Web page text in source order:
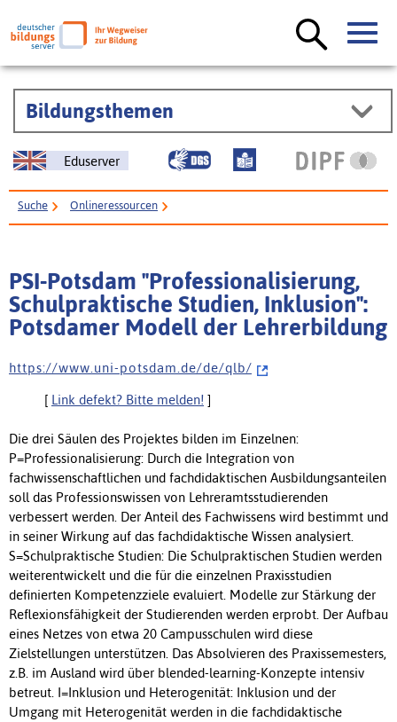
Bildungsthemen
Eduserver
Suche Onlineressourcen
PSI-Potsdam "Professionalisierung,
Schulpraktische Studien, Inklusion":
Potsdamer Modell der Lehrerbildung
h t t p s : / / w w w . u n i - p o t s d a m . d e / d e / q l b /
[ Link defekt? Bitte melden! ]
Die drei Säulen des Projektes bilden im Einzelnen:
P=Professionalisierung: Durch die Integration von
fachwissenschaftlichen und fachdidaktischen Ausbildungsanteilen
soll das Professionswissen von Lehreramtsstudierenden
verbessert werden. Der Anteil des Fachwissens wird bestimmt und
in seiner Wirkung auf das fachdidaktische Wissen analysiert.
S=Schulpraktische Studien: Die Schulpraktischen Studien werden
weiterentwickelt und die für die einzelnen Praxisstudien
definierten Kompetenzziele evaluiert. Modelle zur Stärkung der
Reflexionsfähigkeit der Studierenden werden erprobt. Der Aufbau
eines Netzes von etwa 20 Campusschulen wird diese
Zielstellungen unterstützen. Das Absolvieren des Praxissemesters,
z.B. im Ausland wird über blended-learning-Konzepte intensiv
betreut. I=Inklusion und Heterogenität: Inklusion und der
Umgang mit Heterogenität werden in die fachdidaktische